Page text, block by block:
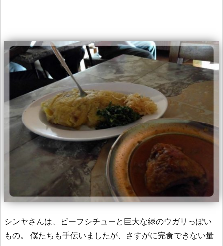
シンヤさんは、ビーフシチューと巨大な緑のウガリっぽい
もの。
僕たちも手伝いましたが、さすがに完食できない量